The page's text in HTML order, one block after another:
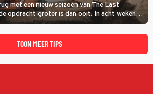
met een nieuw seizoen van The Last
opdracht groter is dan ooit. In acht weken
dollar bij elkaar te vergaren om de
te verzekeren.
TOON MEER TIPS